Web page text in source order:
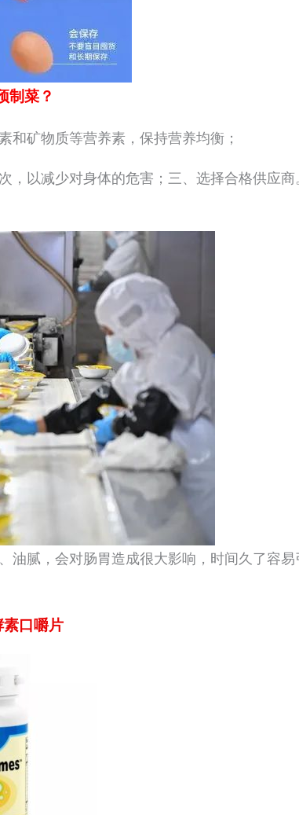
制菜？
和矿物质等营养素，保持营养均衡；
，以减少对身体的危害；三、选择合格供应
油腻，会对肠胃造成很大影响，时间久了容
素口嚼片